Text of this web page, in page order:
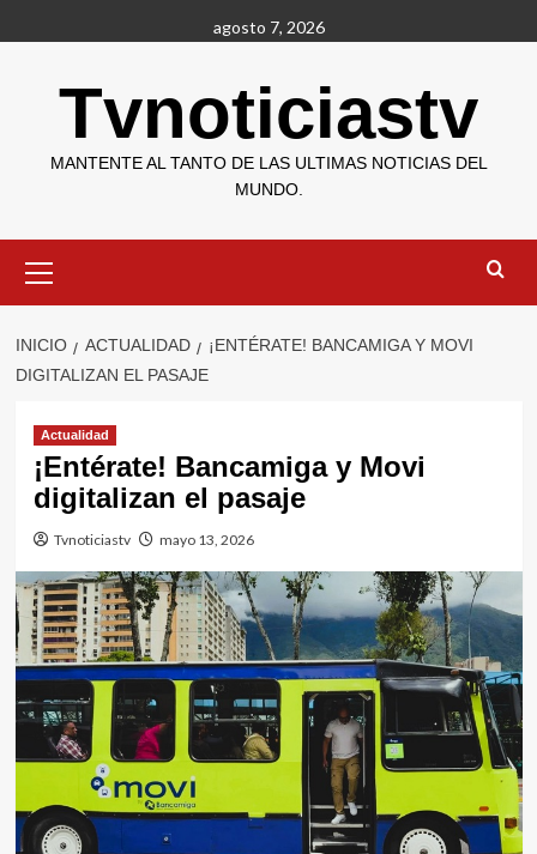
al
agosto 7, 2026
Tvnoticiastv
MANTENTE AL TANTO DE LAS ULTIMAS NOTICIAS DEL
MUNDO.
primario
INICIO ACTUALIDAD
¡ENTÉRATE! BANCAMIGA Y MOVI
DIGITALIZAN EL PASAJE
Actualidad
¡Entérate! Bancamiga y Movi
digitalizan el pasaje
Tvnoticiastv mayo 13, 2026